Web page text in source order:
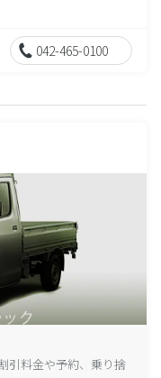
042-465-0100
引料金や予約、乗り捨